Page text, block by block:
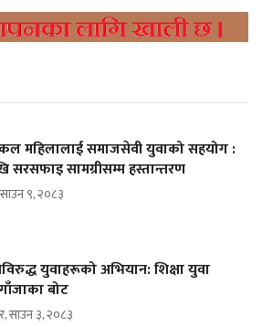
महिलालाई समाजसेवी युवाको सहयोग :
सरसफाइ सामग्रीसम्म हस्तान्तरण
९, २०८३
युवाहरूको अभियान: शिक्षा युवा
बोट
साउन ३, २०८३